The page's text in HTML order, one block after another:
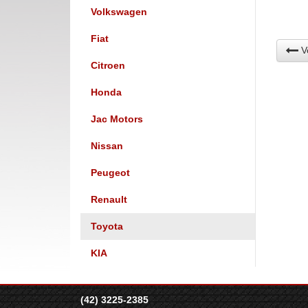
Volkswagen
Fiat
Citroen
Honda
Jac Motors
Nissan
Peugeot
Renault
Toyota
KIA
(42) 3225-2385